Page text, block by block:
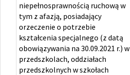
niepełnosprawnością ruchową w
tym z afazją, posiadający
orzeczenie o potrzebie
kształcenia specjalnego (z datą
obowiązywania na 30.09.2021 r.) w
przedszkolach, oddziałach
przedszkolnych w szkołach